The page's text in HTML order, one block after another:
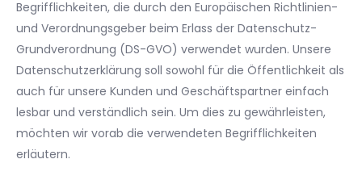
Begrifflichkeiten, die durch den Europäischen Richtlinien-
und Verordnungsgeber beim Erlass der Datenschutz-
Grundverordnung (DS-GVO) verwendet wurden. Unsere
Datenschutzerklärung soll sowohl für die Öffentlichkeit als
auch für unsere Kunden und Geschäftspartner einfach
lesbar und verständlich sein. Um dies zu gewährleisten,
möchten wir vorab die verwendeten Begrifflichkeiten
erläutern.